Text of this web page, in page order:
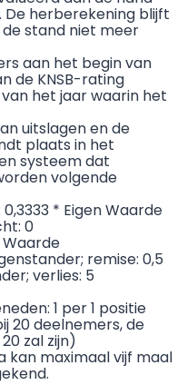
De herberekening blijft
stand niet meer
aan het begin van
de KNSB-rating
het jaar waarin het
uitslagen en de
plaats in het
systeem dat
volgende
* Eigen Waarde
0
Waarde
remise: 0,5
verlies: 5
1 per 1 positie
20 deelnemers, de
zal zijn)
kan maximaal vijf maal